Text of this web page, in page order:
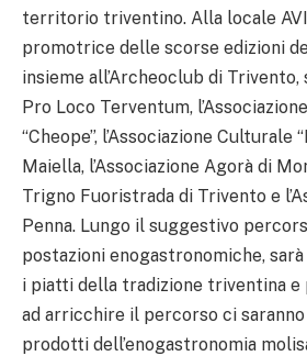
territorio triventino. Alla locale
promotrice delle scorse edizioni
insieme all’Archeoclub di
Pro Loco Terventum,
“Cheope”, l’Associazione Culturale
Maiella, l’Associazione Agorà di
Trigno Fuoristrada di Trivento e
Penna. Lungo il suggestivo
postazioni enogastronomiche,
i piatti della tradizione triventina
ad arricchire il percorso ci
prodotti dell’enogastronomia